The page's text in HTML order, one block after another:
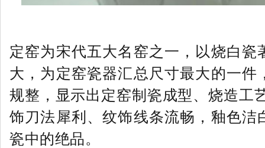
定窑为宋代五大名窑之一，以烧白瓷
大，为定窑瓷器汇总尺寸最大的一件
规整，显示出定窑制瓷成型、烧造工
饰刀法犀利、纹饰线条流畅，釉色洁
瓷中的绝品。